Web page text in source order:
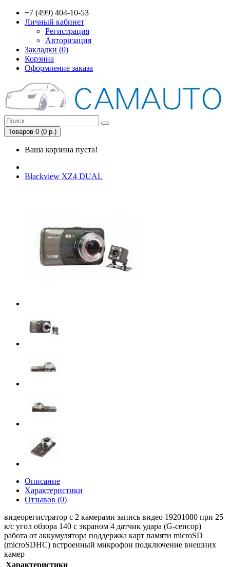
+7 (499) 404-10-53
Личный кабинет
Регистрация
Авторизация
Закладки (0)
Корзина
Оформление заказа
Товаров 0 (0 р.)
Ваша корзина пуста!
Blackview XZ4 DUAL
Описание
Характеристики
Отзывов (0)
видеорегистратор с 2 камерами запись видео 19201080 при 25
к/с угол обзора 140 с экраном 4 датчик удара (G-сенсор)
работа от аккумулятора поддержка карт памяти microSD
(microSDHC) встроенный микрофон подключение внешних
камер
Характеристики